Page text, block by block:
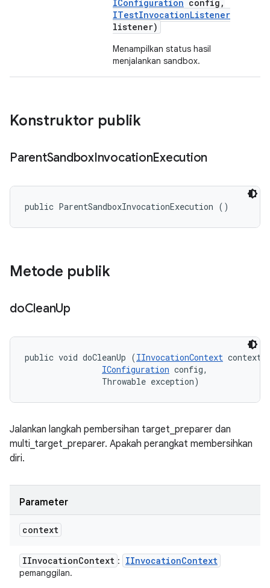
IConfiguration config ,
ITestInvocationListener
listener)
Menampilkan status hasil
menjalankan sandbox.
Konstruktor publik
ParentSandboxInvocationExecution
public ParentSandboxInvocationExecution ()
Metode publik
doCleanUp
public void doCleanUp (IInvocationContext
IConfiguration config,
                Throwable exception)
Jalankan langkah pembersihan target_preparer dan
multi_target_preparer. Apakah perangkat membersihkan
diri.
Parameter
context
IInvocationContext : IInvocationContext
pemanggilan.